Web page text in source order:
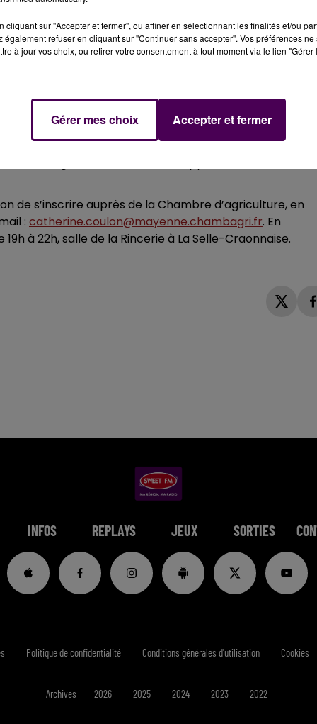
fixer, ou non, au terme de l'échange, un rendez-vous
est programmé le vendredi 25 novembre, salle de la
onze exploitations ont confirmé leur inscription. Toutes
secteur du pays de Craon, à Craon-même, à Cossé-
litres à l’année à un cheptel de 170 truies sur 60
en conventionnel ou en bio, toutes les exploitations
de s’inscrire auprès de la Chambre d’agriculture, en
: catherine.coulon@mayenne.chambagri.fr. En
à 22h, salle de la Rincerie à La Selle-Craonnaise.
INFOS REPLAYS JEUX SORTIES
Politique de confidentialité Conditions générales d'utilisation Cookies
Archives 2026 2025 2024 2023 2022
cliquant sur "Accepter et fermer", ou affiner en sélectionnant les finalités et/ou
également refuser en cliquant sur "Continuer sans accepter". Vos préférences
à jour vos choix, ou retirer votre consentement à tout moment via le lien
Gérer mes choix Accepter et fermer